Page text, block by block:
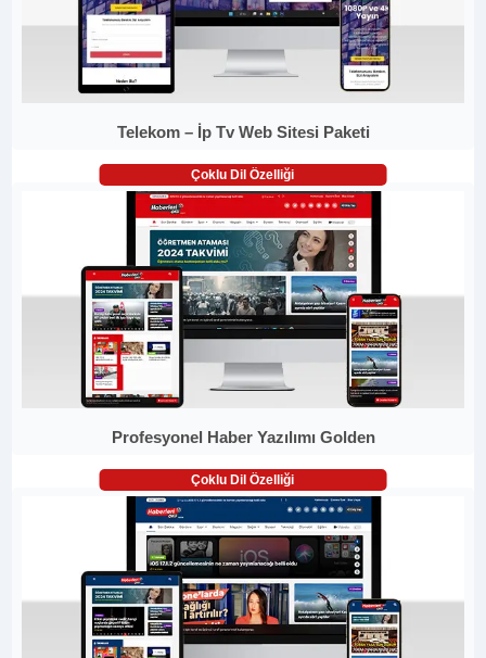
Telekom – İp Tv Web Sitesi Paketi
Çoklu Dil Özelliği
Profesyonel Haber Yazılımı Golden
Çoklu Dil Özelliği